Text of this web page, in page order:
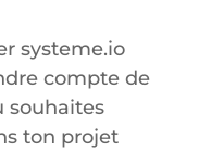
systeme.io
compte de
souhaites
ton projet